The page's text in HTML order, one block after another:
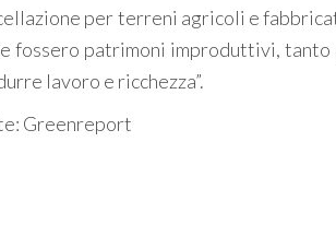
per terreni agricoli e
fossero patrimoni improduttivi, tanto
lavoro e ricchezza”.
Greenreport